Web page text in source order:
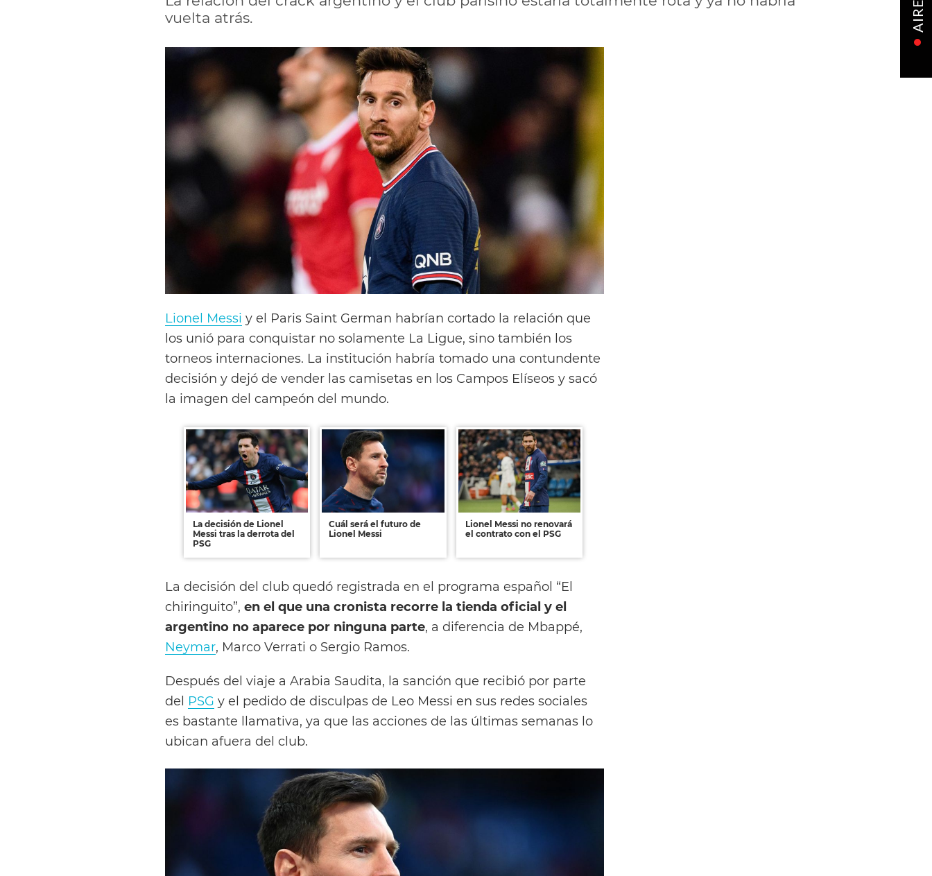
vuelta atrás.
Lionel Messi y el Paris Saint German habrían cortado la relación que
los unió para conquistar no solamente La Ligue, sino también los
torneos internaciones. La institución habría tomado una contundente
decisión y dejó de vender las camisetas en los Campos Elíseos y sacó
la imagen del campeón del mundo.
La decisión de Lionel
Messi tras la derrota del
PSG
Cuál será el futuro de
Lionel Messi
Lionel Messi no renovará
el contrato con el PSG
La decisión del club quedó registrada en el programa español “El
chiringuito”, en el que una cronista recorre la tienda oficial y el
argentino no aparece por ninguna parte, a diferencia de Mbappé,
Neymar, Marco Verrati o Sergio Ramos.
Después del viaje a Arabia Saudita, la sanción que recibió por parte
del PSG y el pedido de disculpas de Leo Messi en sus redes sociales
es bastante llamativa, ya que las acciones de las últimas semanas lo
ubican afuera del club.
AIRE